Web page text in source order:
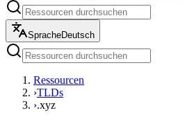
SpracheDeutsch
Ressourcen
›TLDs
›.xyz